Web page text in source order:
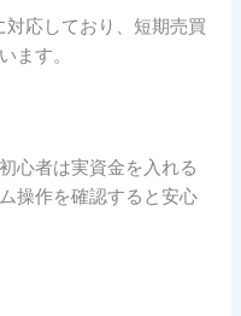
応しており、短期売買
ます。
心者は実資金を入れる
操作を確認すると安心